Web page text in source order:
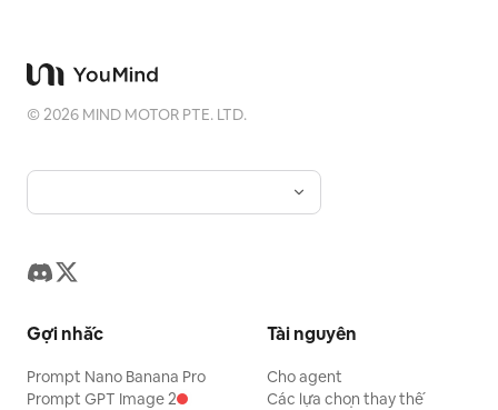
©2026 MIND MOTOR PTE. LTD.
Gợi nhắc
Prompt Nano Banana Pro
Prompt GPT Image 2
Tài nguyên
Cho agent
Các lựa chọn thay thế